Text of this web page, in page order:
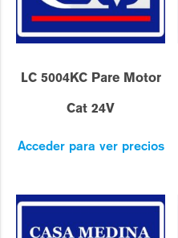
LC 5004KC Pare Motor
Cat 24V
Acceder para ver precios